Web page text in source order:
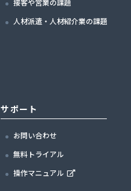
人材派遣・人材紹介業の課題
サポート
お問い合わせ
無料トライアル
操作マニュアル